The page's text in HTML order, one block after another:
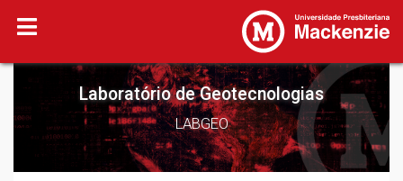
Laboratório de Geotecnologias
LABGEO